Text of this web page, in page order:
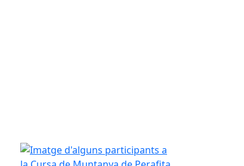
Imatge d'alguns participants a la Cursa de